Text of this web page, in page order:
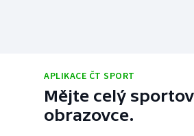
APLIKACE ČT SPORT
Mějte celý
obrazovce.